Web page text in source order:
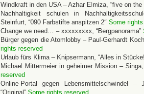
Windkraft in den USA – Azhar Elmiza, “five on
Nachhaltigkeit schulen in
Steinfurt, “090 Farbstifte anspitzen 2″ Some
Change we need… – xxxxxxxxx, “Bergpanorama”
Bürger gegen die Atomlobby – Paul-Gerhardt
rights reserved
Urlaub fürs Klima – Knipsermann, “Alles in
Michael Mittermeier in geheimer Mission –
reserved
Online-Portal gegen Lebensmittelschwindel –
“Original” Some rights reserved